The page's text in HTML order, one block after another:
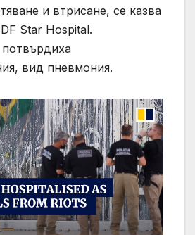
и втрисане, се казва
Star Hospital.
вид пневмония.